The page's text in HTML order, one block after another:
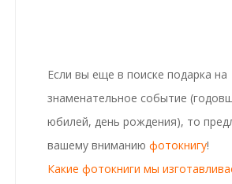
Если вы еще в поиске подарка на
знаменательное событие
юбилей, день рождения), то
вашему вниманию фотокнигу!
Какие фотокниги мы